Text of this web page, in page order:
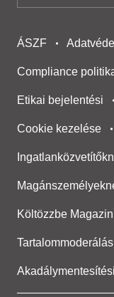
ÁSZF
Compliance
Etikai bejelentési
Cookie kezelése
Költözzbe Magazin